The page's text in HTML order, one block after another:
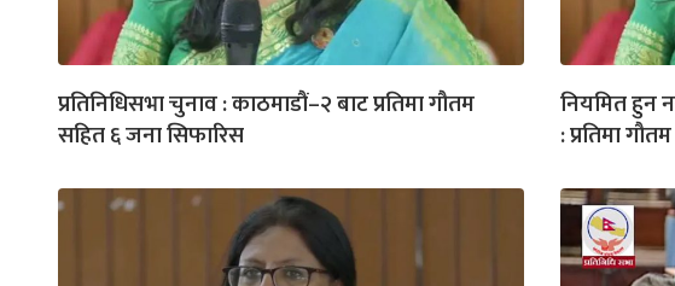
प्रतिनिधिसभा चुनाव : काठमाडौं–२ बाट प्रतिमा गौतम
सहित ६ जना सिफारिस
नियमित हुन
: प्रतिमा गौतम